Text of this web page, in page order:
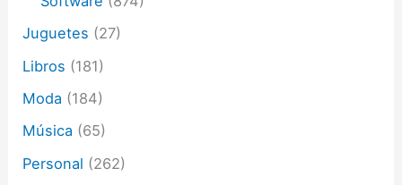
Juguetes (27)
Libros (181)
Moda (184)
Música (65)
Personal (262)